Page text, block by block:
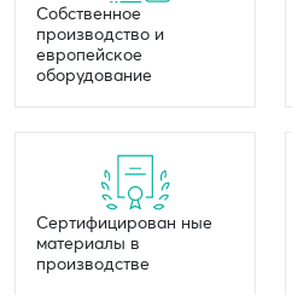
Собственное
производство и
европейское
оборудование
Сертифицирован ные
материалы в
производстве